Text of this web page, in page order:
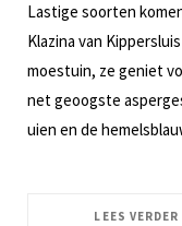
Lastige soorten
Klazina van
moestuin, ze geniet
net geoogste
uien en de
LEES VERDER